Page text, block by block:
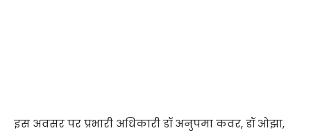
इस अवसर पर प्रभारी अधिकारी डॉ अनुपमा कवर, डॉ ओझा,